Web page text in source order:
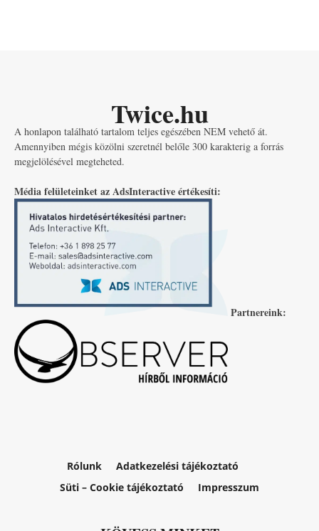
Twice.hu
A honlapon található tartalom teljes egészében NEM vehető át.
Amennyiben mégis közölni szeretnél belőle 300 karakterig a forrás
megjelölésével megteheted.
Média felületeinket az AdsInteractive értékesíti:
Partnereink:
Rólunk
Adatkezelési tájékoztató
Süti – Cookie tájékoztató
Impresszum